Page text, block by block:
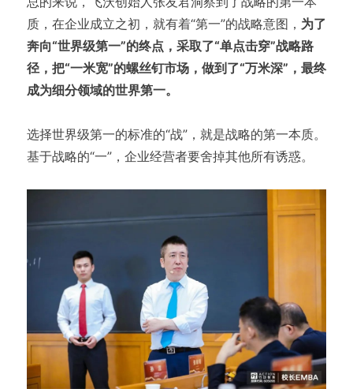
质，在企业成立之初，就有着“第一”的战略意图， 为了
奔向“世界级第一”的终点，采取了“单点击穿”战略路
径，把“一米宽”的螺丝钉市场，做到了“万米深”，最终
成为细分领域的世界第一。
选择世界级第一的标准的“战”，就是战略的第一本质。
基于战略的“一”，企业经营者要舍掉其他所有诱惑。